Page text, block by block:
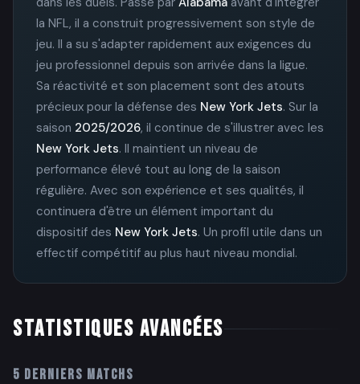
la NFL, il a construit progressivement son style de
jeu. Il a su s'adapter rapidement aux exigences du
jeu professionnel depuis son arrivée dans la ligue.
Sa réactivité et son placement sont des atouts
précieux pour la défense des New York Jets. Sur la
saison 2025/2026, il continue de s'illustrer avec les
New York Jets. Il maintient un niveau de
performance élevé tout au long de la saison
régulière. Avec son expérience et ses qualités, il
continuera d'être un élément important du
dispositif des New York Jets. Un profil utile dans un
effectif compétitif au plus haut niveau mondial.
STATISTIQUES AVANCÉES
5 DERNIERS MATCHS